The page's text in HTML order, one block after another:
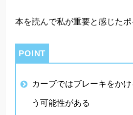
本を読んで私が重要と感じたポ
カーブではブレーキをか
う可能性がある